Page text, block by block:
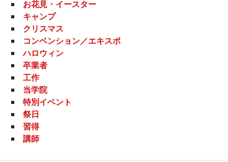
お花見・イースター
キャンプ
クリスマス
コンベンション／エキスポ
ハロウィン
卒業者
工作
当学院
特別イベント
祭日
習得
講師